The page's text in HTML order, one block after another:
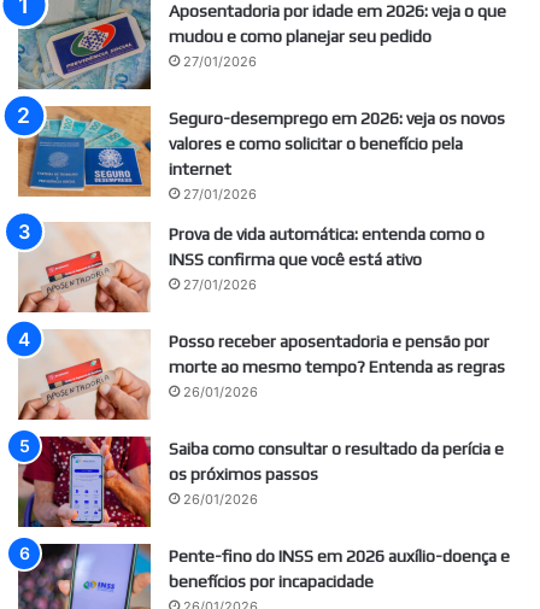
Aposentadoria por idade em 2026: veja o que
mudou e como planejar seu pedido
27/01/2026
Seguro-desemprego em 2026: veja os novos
valores e como solicitar o benefício pela
internet
27/01/2026
Prova de vida automática: entenda como o
INSS confirma que você está ativo
27/01/2026
Posso receber aposentadoria e pensão por
morte ao mesmo tempo? Entenda as regras
26/01/2026
Saiba como consultar o resultado da perícia e
os próximos passos
26/01/2026
Pente-fino do INSS em 2026 auxílio-doença e
benefícios por incapacidade